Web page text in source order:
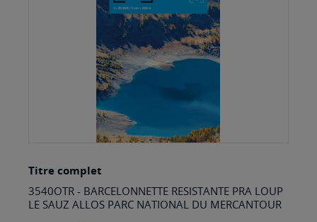
to
the
Titre complet
3540OTR - BARCELONNETTE RESISTANTE PRA LOUP
LE SAUZ ALLOS PARC NATIONAL DU MERCANTOUR